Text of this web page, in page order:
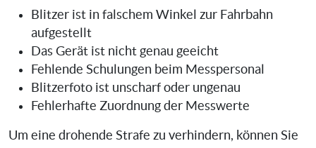
Blitzer ist in falschem Winkel zur Fahrbahn
aufgestellt
Das Gerät ist nicht genau geeicht
Fehlende Schulungen beim Messpersonal
Blitzerfoto ist unscharf oder ungenau
Fehlerhafte Zuordnung der Messwerte
Um eine drohende Strafe zu verhindern, können Sie